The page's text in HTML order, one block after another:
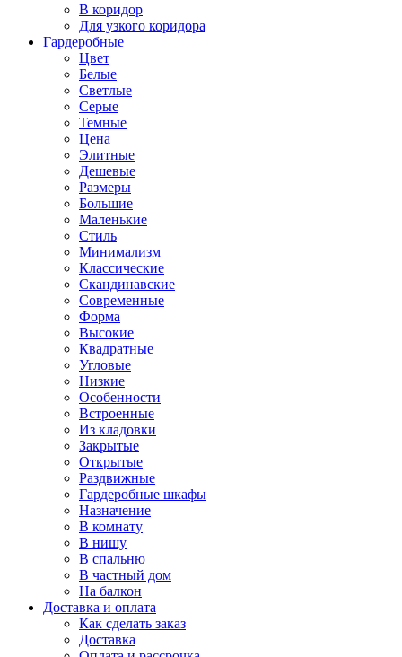
В коридор
Для узкого коридора
Гардеробные
Цвет
Белые
Светлые
Серые
Темные
Цена
Элитные
Дешевые
Размеры
Большие
Маленькие
Стиль
Минимализм
Классические
Скандинавские
Современные
Форма
Высокие
Квадратные
Угловые
Низкие
Особенности
Встроенные
Из кладовки
Закрытые
Открытые
Раздвижные
Гардеробные шкафы
Назначение
В комнату
В нишу
В спальню
В частный дом
На балкон
Доставка и оплата
Как сделать заказ
Доставка